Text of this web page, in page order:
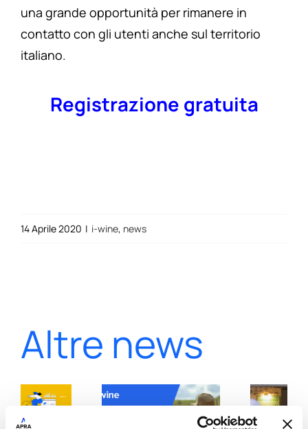
una grande opportunità per rimanere in
contatto con gli utenti anche sul territorio
italiano.
Registrazione gratuita
14 Aprile 2020 | i-wine, news
Altre news